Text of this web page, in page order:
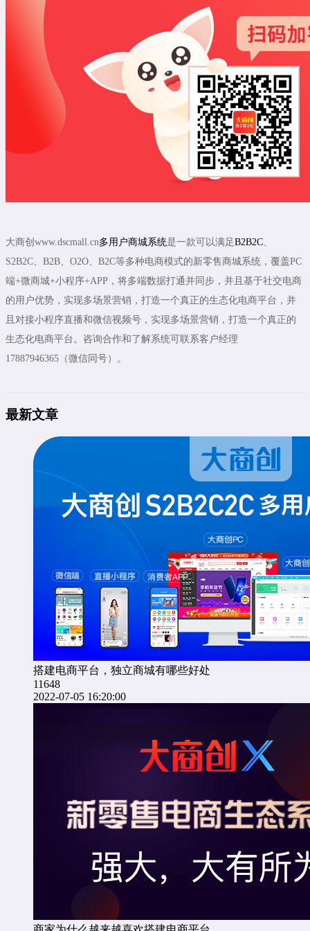
大商创www.dscmall.cn多用户商城系统是一款可以满足B2B2C
S2B2C、B2B、O2O、B2C等多种电商模式的新零售商城系统，覆盖PC
端+微商城+小程序+APP，将多端数据打通并同步，并且基于社交电商
的用户优势，实现多场景营销，打造一个真正的生态化电商平台，并
且对接小程序直播和微信视频号，实现多场景营销，打造一个真正的
生态化电商平台。咨询合作和了解系统可联系客户经理
17887946365（微信同号）。
最新文章
搭建电商平台，独立商城有哪些好处
11648
2022-07-05 16:20:00